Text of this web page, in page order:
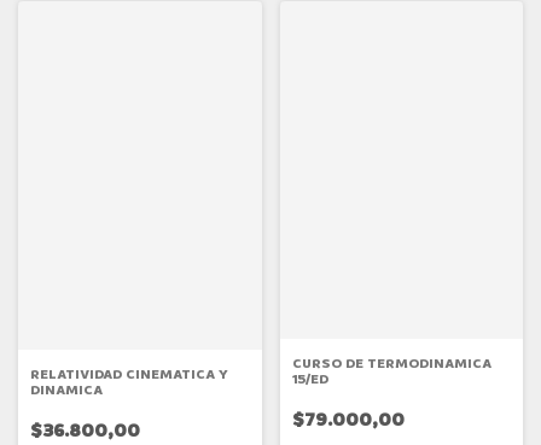
RELATIVIDAD CINEMATICA Y
DINAMICA
$36.800,00
CURSO DE TERMODINAMICA
15/ED
$79.000,00